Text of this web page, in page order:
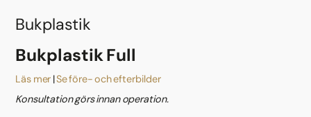
Bukplastik
Bukplastik Full
Läs mer Se före- och efterbilder
Konsultation görs innan operation.